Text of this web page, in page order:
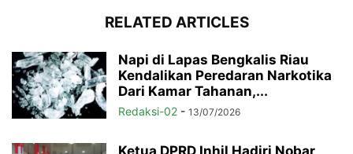
RELATED ARTICLES
Napi di Lapas Bengkalis Riau
Kendalikan Peredaran Narkotika
Dari Kamar Tahanan,...
Redaksi-02 - 13/07/2026
Ketua DPRD Inhil Hadiri Nobar